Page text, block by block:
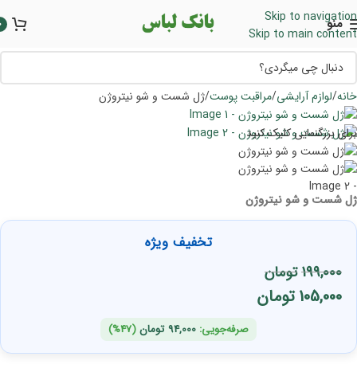
Skip to navigation
Skip to main content
منو
خانه لوازم آرایشی مراقبت پوست ژل شست و شو نیتروژن
برای بزرگنمایی کلیک کنید
ژل شست و شو نیتروژن
تخفیف ویژه
199,000تومان
105,000تومان
صرفه‌جویی: 94,000 تومان(47%)